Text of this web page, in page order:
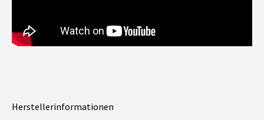
Herstellerinformationen